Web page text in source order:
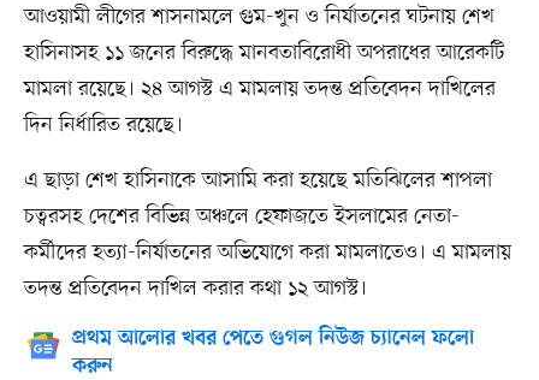
আওয়ামী লীগের শাসনামলে গুম-খুন ও নির্যাতনের ঘটনায় শেখ
হাসিনাসহ ১১ জনের বিরুদ্ধে মানবতাবিরোধী অপরাধের আরেকটি
মামলা রয়েছে। ২৪ আগস্ট এ মামলায় তদন্ত প্রতিবেদন দাখিলের
দিন নির্ধারিত রয়েছে।
এ ছাড়া শেখ হাসিনাকে আসামি করা হয়েছে মতিঝিলের শাপলা
চত্বরসহ দেশের বিভিন্ন অঞ্চলে হেফাজতে ইসলামের নেতা-
কর্মীদের হত্যা-নির্যাতনের অভিযোগে করা মামলাতেও। এ মামলায়
তদন্ত প্রতিবেদন দাখিল করার কথা ১২ আগস্ট।
প্রথম আলোর খবর পেতে গুগল নিউজ চ্যানেল ফলো
করুন